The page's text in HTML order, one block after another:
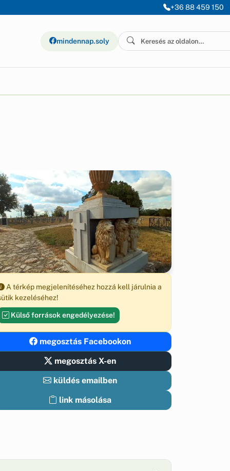
+36 88 459 150
mindennap.soly
A térkép megjelenítéséhez hozzá kell járulnia a
kezeléséhez!
Külső források engedélyezése!
megosztás Facebookon
megosztás X-en
küldés emailben
link másolása